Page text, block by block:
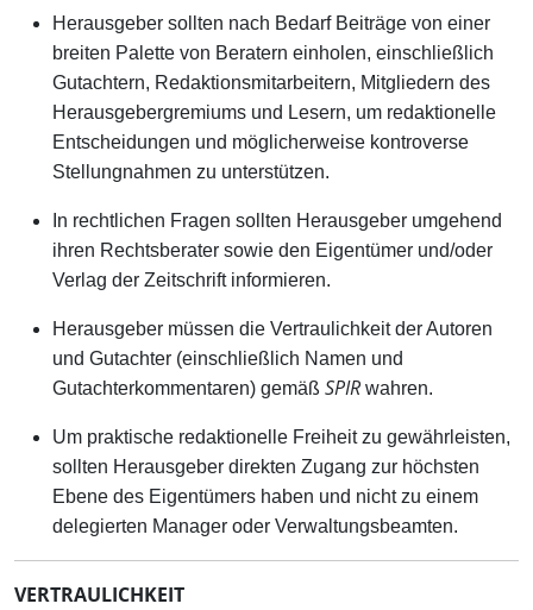
Herausgeber sollten nach Bedarf Beiträge von einer
breiten Palette von Beratern einholen, einschließlich
Gutachtern, Redaktionsmitarbeitern, Mitgliedern des
Herausgebergremiums und Lesern, um redaktionelle
Entscheidungen und möglicherweise kontroverse
Stellungnahmen zu unterstützen.
In rechtlichen Fragen sollten Herausgeber umgehend
ihren Rechtsberater sowie den Eigentümer und/oder
Verlag der Zeitschrift informieren.
Herausgeber müssen die Vertraulichkeit der Autoren
und Gutachter (einschließlich Namen und
Gutachterkommentaren) gemäß SPIR wahren.
Um praktische redaktionelle Freiheit zu gewährleisten,
sollten Herausgeber direkten Zugang zur höchsten
Ebene des Eigentümers haben und nicht zu einem
delegierten Manager oder Verwaltungsbeamten.
VERTRAULICHKEIT